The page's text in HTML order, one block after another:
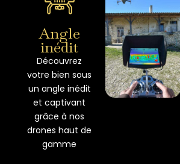
Angle
inédit
Découvrez
votre bien sous
un angle inédit
et captivant
grâce à nos
drones haut de
gamme